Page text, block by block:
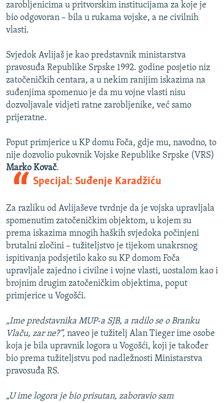
zarobljenicima u pritvorskim institucijama za koje je
bio odgovoran – bila u rukama vojske, a ne civilnih
vlasti.
Svjedok Avlijaš je kao predstavnik ministarstva
pravosuđa Republike Srpske 1992. godine posjetio niz
zatočeničkih centara, a u nekim ranijim iskazima na
suđenjima spomenuo je da mu vojne vlasti nisu
dozvoljavale vidjeti ratne zarobljenike, već samo
prijeratne.
Poput primjerice u KP domu Foča, gdje mu, navodno, to
nije dozvolio pukovnik Vojske Republike Srpske (VRS)
Marko Kovač.
Specijal: Suđenje Karadžiću
Za razliku od Avlijaševe tvrdnje da je vojska upravljala
spomenutim zatočeničkim objektom, u kojem su
prema iskazima mnogih haških svjedoka počinjeni
brutalni zločini – tužiteljstvo je tijekom unakrsnog
ispitivanja podsjetilo kako su KP domom Foča
upravljale zajedno i civilne i vojne vlasti, uostalom kao i
brojnim drugim zatočeničkim objektima, poput
primjerice u Vogošći.
„Ime predstavnika MUP-a SJB, a radilo se o Branku
Vlaču, zar ne?“, naveo je tužitelj Alan Tieger ime osobe
koja je bila upravnik logora u Vogošći, koji je također
bio prema tužiteljstvu pod nadležnosti Ministarstva
pravosuđa RS.
„U ime logora je bio prisutan, zaboravio sam